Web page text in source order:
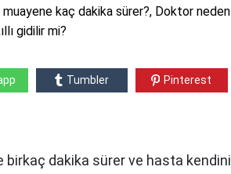
kaç dakika sürer?, Doktor neden
gidilir mi?
Tumbler Pinterest
dakika sürer ve hasta kendini